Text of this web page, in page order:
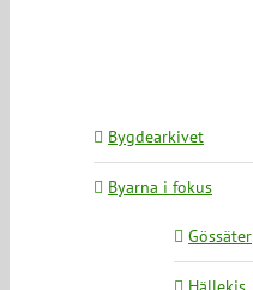
Bygdearkivet
Byarna i fokus
Gössäter